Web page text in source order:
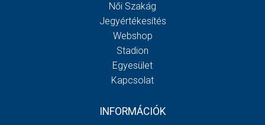
Női Szakág
Jegyértékesítés
Webshop
Stadion
Egyesület
Kapcsolat
INFORMÁCIÓK